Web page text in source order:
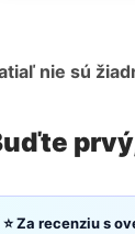
nie sú
⭐ Za recenziu s